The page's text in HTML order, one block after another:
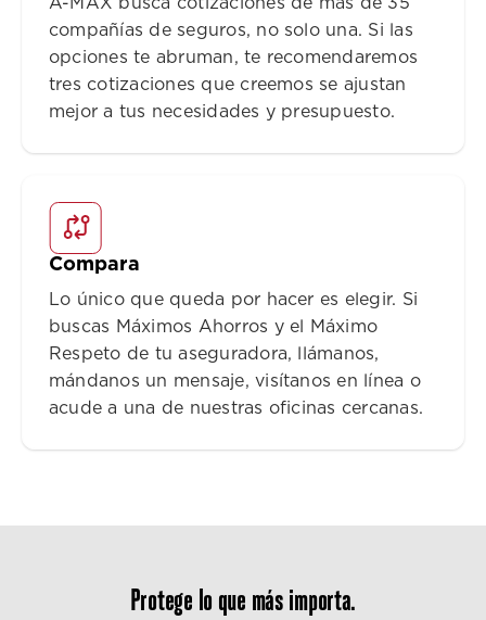
compañías de seguros, no solo una. Si las
opciones te abruman, te recomendaremos
tres cotizaciones que creemos se ajustan
mejor a tus necesidades y presupuesto.
Compara
Lo único que queda por hacer es elegir. Si
buscas Máximos Ahorros y el Máximo
Respeto de tu aseguradora, llámanos,
mándanos un mensaje, visítanos en línea o
acude a una de nuestras oficinas cercanas.
Protege lo que más importa.